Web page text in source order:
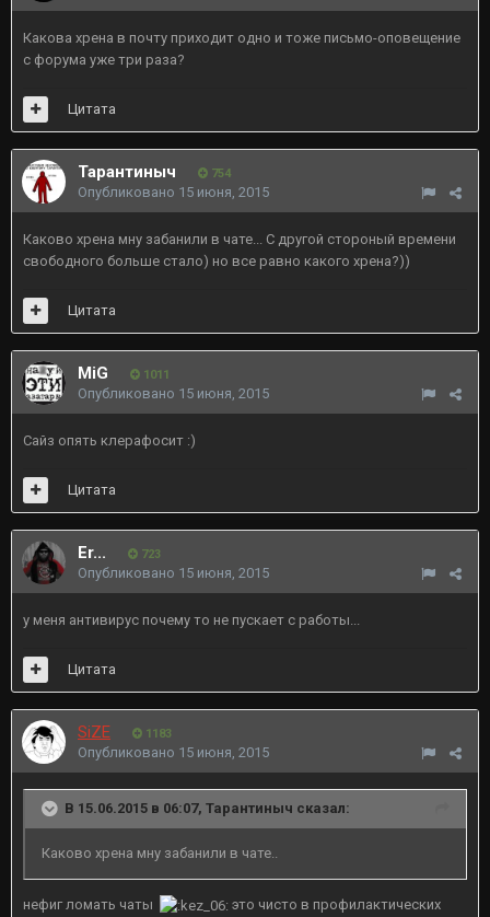
Какова хрена в почту приходит одно и тоже письмо-оповещение
с форума уже три раза?
Цитата
Тарантиныч 754
Опубликовано 15 июня, 2015
Каково хрена мну забанили в чате... С другой стороный времени
свободного больше стало) но все равно какого хрена?))
Цитата
MiG 1011
Опубликовано 15 июня, 2015
Сайз опять клерафосит :)
Цитата
Er... 723
Опубликовано 15 июня, 2015
у меня антивирус почему то не пускает с работы...
Цитата
SiZE 1183
Опубликовано 15 июня, 2015
В 15.06.2015 в 06:07, Тарантиныч сказал:
Каково хрена мну забанили в чате..
нефиг ломать чаты
это чисто в профилактических